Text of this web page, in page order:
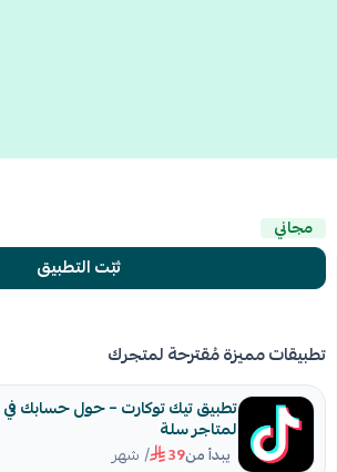
مجاني
ثبّت التطبيق
تطبيقات مميزة مُقترحة لمتجرك
تطبيق تيك توكارت – حول حسابك في
لمتاجر سلة
يبدأ من39 / شهر